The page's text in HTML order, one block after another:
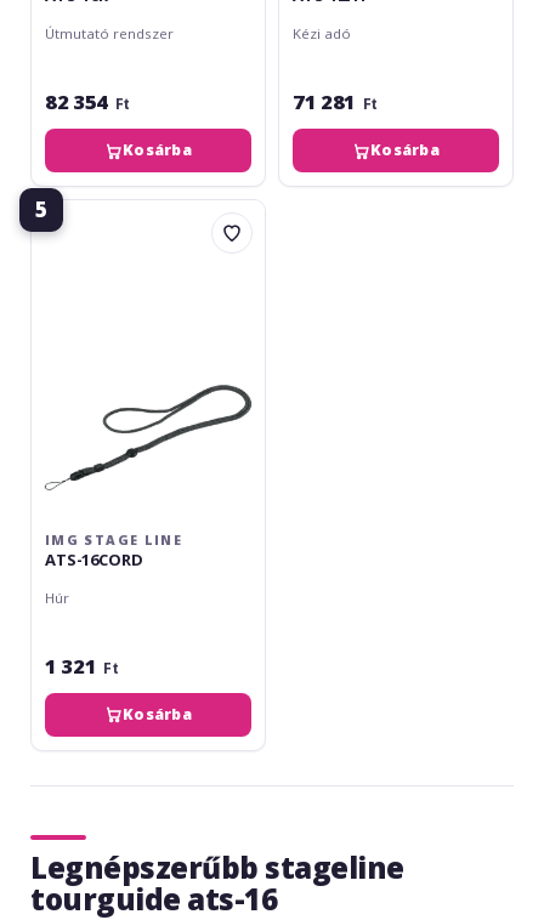
Útmutató rendszer
82 354 Ft
Kosárba
Kézi adó
71 281 Ft
Kosárba
5
img
Stage
IMG STAGE LINE
ATS-16CORD
Húr
1 321 Ft
Kosárba
Legnépszerűbb stageline
tourguide ats-16